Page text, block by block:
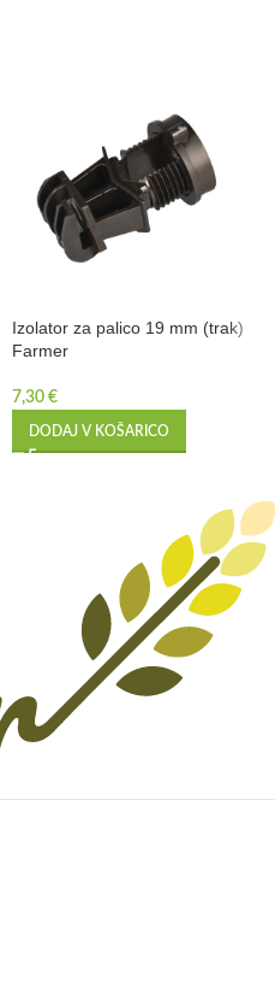
Izolator za palico 19 mm (trak)
Farmer
7,30 €
DODAJ V KOŠARICO